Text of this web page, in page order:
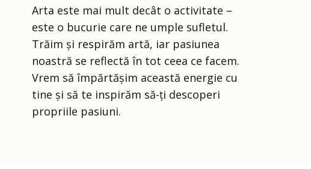
Arta este mai mult decât o activitate –
este o bucurie care ne umple sufletul.
Trăim și respirăm artă, iar pasiunea
noastră se reflectă în tot ceea ce facem.
Vrem să împărtășim această energie cu
tine și să te inspirăm să-ți descoperi
propriile pasiuni.